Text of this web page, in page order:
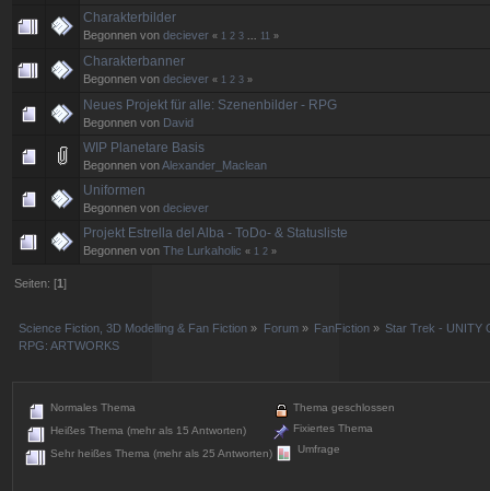
Charakterbilder
Begonnen vondeciever « 1 2 3 ... 11 »
Charakterbanner
Begonnen vondeciever « 1 2 3 »
Neues Projekt für alle: Szenenbilder - RPG
Begonnen von David
WIP Planetare Basis
Begonnen vonAlexander_Maclean
Uniformen
Begonnen vondeciever
Projekt Estrella del Alba - ToDo- & Statusliste
Begonnen vonThe Lurkaholic « 1 2 »
Seiten: [1]
Science Fiction, 3D Modelling & Fan Fiction » Forum» FanFiction » Star Trek - UNITY
RPG: ARTWORKS
Normales Thema
Heißes Thema (mehr als 15 Antworten)
Sehr heißes Thema (mehr als 25 Antworten)
Thema geschlossen
Fixiertes Thema
Umfrage